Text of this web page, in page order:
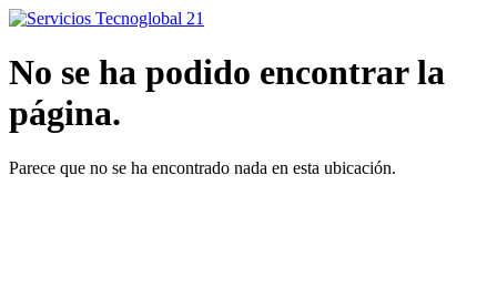
Ir
contenido
No se ha podido encontrar la
página.
Parece que no se ha encontrado nada en esta ubicación.